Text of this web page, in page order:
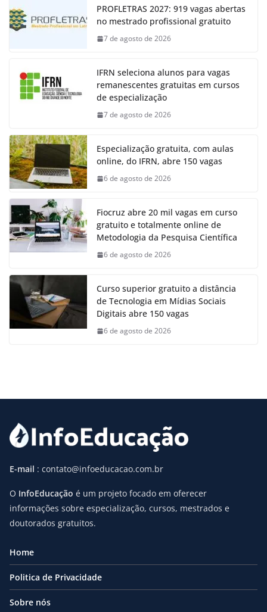
PROFLETRAS 2027: 919 vagas abertas
no mestrado profissional gratuito
7 de agosto de 2026
IFRN seleciona alunos para vagas
remanescentes gratuitas em cursos
de especialização
7 de agosto de 2026
Especialização gratuita, com aulas
online, do IFRN, abre 150 vagas
6 de agosto de 2026
Fiocruz abre 20 mil vagas em curso
gratuito e totalmente online de
Metodologia da Pesquisa Científica
6 de agosto de 2026
Curso superior gratuito a distância
de Tecnologia em Mídias Sociais
Digitais abre 150 vagas
6 de agosto de 2026
E-mail : contato@infoeducacao.com.br
O InfoEducação é um projeto focado em oferecer
informações sobre especialização, cursos, mestrados e
doutorados gratuitos.
Home
Politica de Privacidade
Sobre nós